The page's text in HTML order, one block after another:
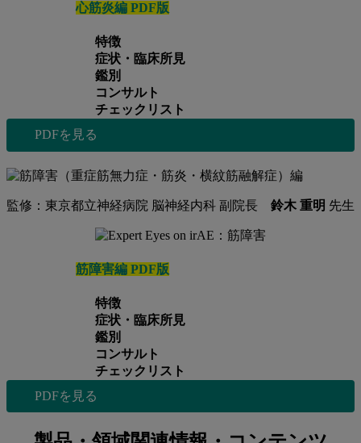
心筋炎編 PDF版
特徴
症状・臨床所見
鑑別
コンサルト
チェックリスト
PDFを見る
監修：東京都立神経病院 脳神経内科 副院長 鈴木 重明 先生
筋障害編 PDF版
特徴
症状・臨床所見
鑑別
コンサルト
チェックリスト
PDFを見る